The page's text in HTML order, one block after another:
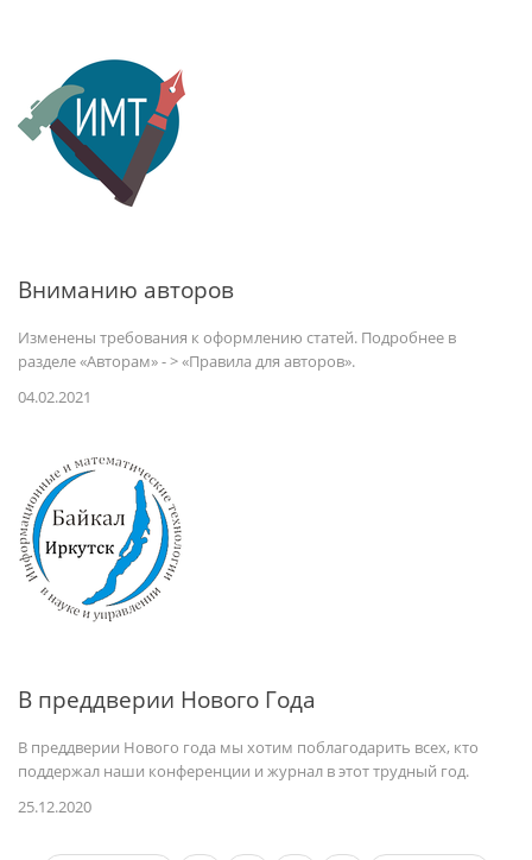
Вниманию авторов
Изменены требования к оформлению статей. Подробнее в
разделе «Авторам» - > «Правила для авторов».
04.02.2021
В преддверии Нового Года
В преддверии Нового года мы хотим поблагодарить всех, кто
поддержал наши конференции и журнал в этот трудный год.
25.12.2020